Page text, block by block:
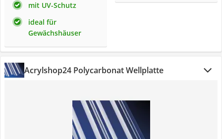
mit UV-Schutz
ideal für
Gewächshäuser
Acrylshop24 Polycarbonat Wellplatte